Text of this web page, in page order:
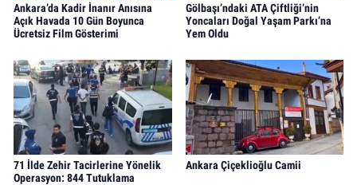
Ankara’da Kadir İnanır Anısına
Açık Havada 10 Gün Boyunca
Ücretsiz Film Gösterimi
Gölbaşı’ndaki ATA Çiftliği’nin
Yoncaları Doğal Yaşam Parkı’na
Yem Oldu
71 İlde Zehir Tacirlerine Yönelik
Operasyon: 844 Tutuklama
Ankara Çiçeklioğlu Camii